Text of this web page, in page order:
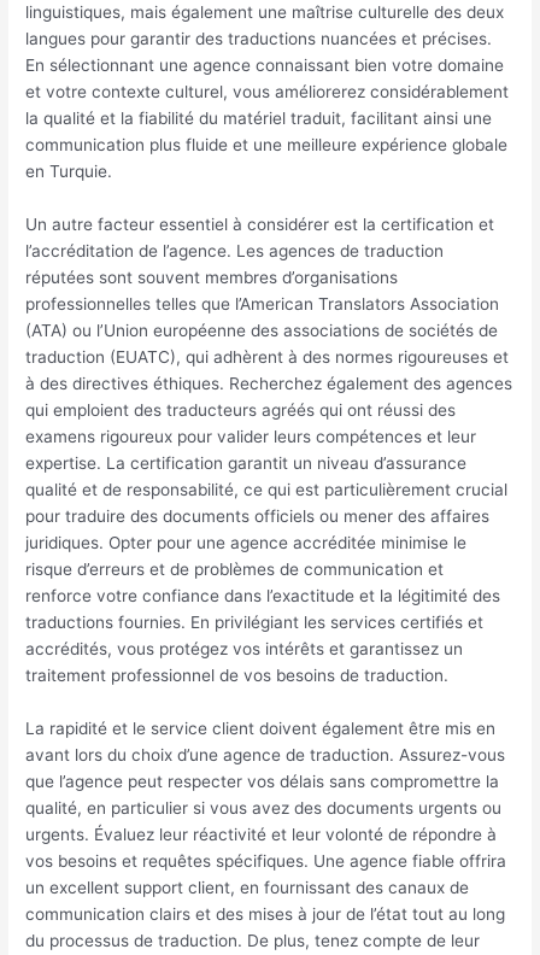
linguistiques, mais également une maîtrise culturelle des deux
langues pour garantir des traductions nuancées et précises.
En sélectionnant une agence connaissant bien votre domaine
et votre contexte culturel, vous améliorerez considérablement
la qualité et la fiabilité du matériel traduit, facilitant ainsi une
communication plus fluide et une meilleure expérience globale
en Turquie.
Un autre facteur essentiel à considérer est la certification et
l’accréditation de l’agence. Les agences de traduction
réputées sont souvent membres d’organisations
professionnelles telles que l’American Translators Association
(ATA) ou l’Union européenne des associations de sociétés de
traduction (EUATC), qui adhèrent à des normes rigoureuses et
à des directives éthiques. Recherchez également des agences
qui emploient des traducteurs agréés qui ont réussi des
examens rigoureux pour valider leurs compétences et leur
expertise. La certification garantit un niveau d’assurance
qualité et de responsabilité, ce qui est particulièrement crucial
pour traduire des documents officiels ou mener des affaires
juridiques. Opter pour une agence accréditée minimise le
risque d’erreurs et de problèmes de communication et
renforce votre confiance dans l’exactitude et la légitimité des
traductions fournies. En privilégiant les services certifiés et
accrédités, vous protégez vos intérêts et garantissez un
traitement professionnel de vos besoins de traduction.
La rapidité et le service client doivent également être mis en
avant lors du choix d’une agence de traduction. Assurez-vous
que l’agence peut respecter vos délais sans compromettre la
qualité, en particulier si vous avez des documents urgents ou
urgents. Évaluez leur réactivité et leur volonté de répondre à
vos besoins et requêtes spécifiques. Une agence fiable offrira
un excellent support client, en fournissant des canaux de
communication clairs et des mises à jour de l’état tout au long
du processus de traduction. De plus, tenez compte de leur